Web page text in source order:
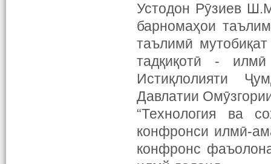
Устодон Рӯзиев
барномаҳои
таълимӣ
тадқиқотӣ -
Истиқлолияти
Давлатии
“Технология ва
конфронси илмӣ-
конфронс